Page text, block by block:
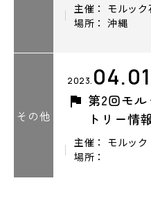
主催： モルック
場所： 沖縄
その他
2023. 04.01
第2回モ
トリー情報
主催： モルッ
場所：